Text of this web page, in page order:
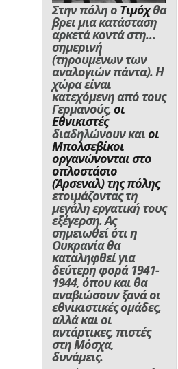
Στην πόλη ο Τιμόχθα
βρει μια κατάσταση
αρκετά κοντά στη…
σημερινή
(τηρουμένων των
αναλογιών πάντα). Η
χώρα είναι
κατεχόμενη από τους
Γερμανούς,οι
Εθνικιστές
διαδηλώνουν καιοι
Μπολσεβίκοι
οργανώνονται στο
οπλοστάσιο
(Άρσεναλ) της πόλης
ετοιμάζοντας τη
μεγάλη εργατική τους
εξέγερση. Ας
σημειωθεί ότι η
Ουκρανία θα
καταληφθεί για
δεύτερη φορά 1941-
1944, όπου και θα
αναβιώσουν ξανά οι
εθνικιστικές ομάδες,
αλλά και οι
αντάρτικες, πιστές
στη Μόσχα,
δυνάμεις.